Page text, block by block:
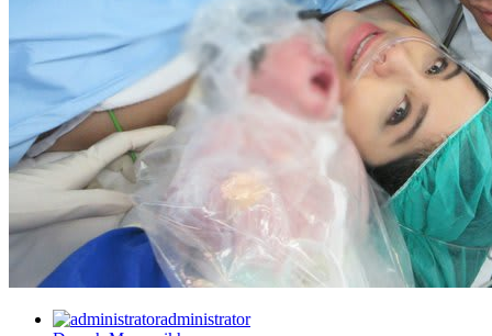
administrator